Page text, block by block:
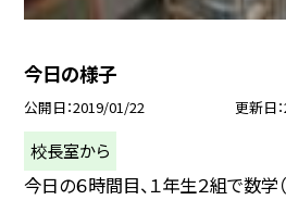
今日の様子
公開日 2019/01/22 更新日
校長室から
今日の６時間目、１年生２組で数学